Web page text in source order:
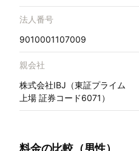
法人番号
9010001107009
親会社
株式会社IBJ（東証プライム
上場 証券コード6071）